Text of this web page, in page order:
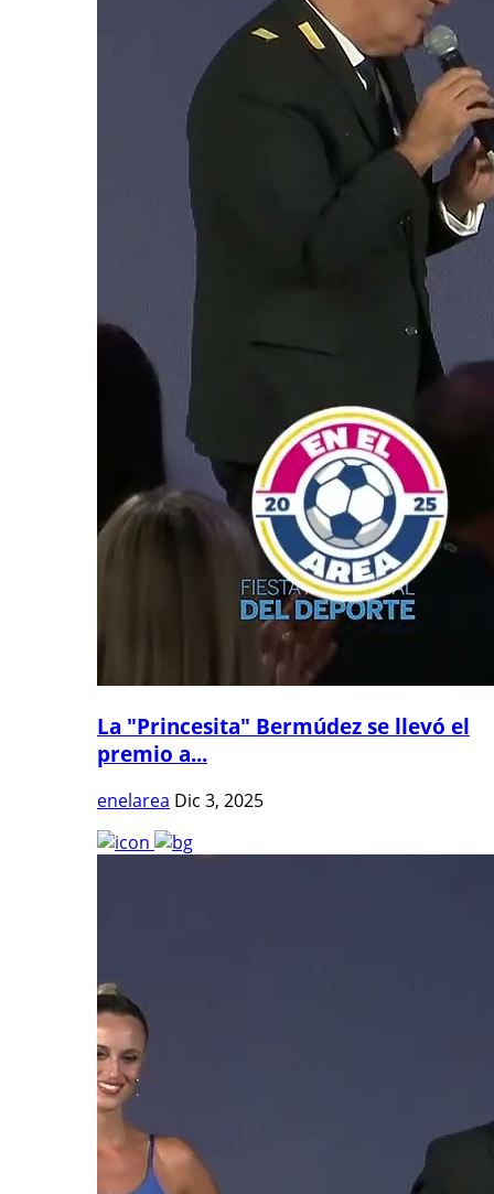
La "Princesita" Bermúdez se llevó el
premio a...
enelarea Dic 3, 2025